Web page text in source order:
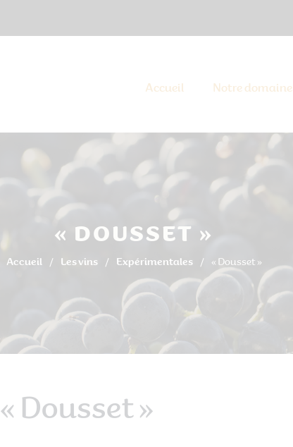
Accueil Notre domaine
« DOUSSET »
Accueil Les vins Expérimentales « Dousset »
« Dousset »